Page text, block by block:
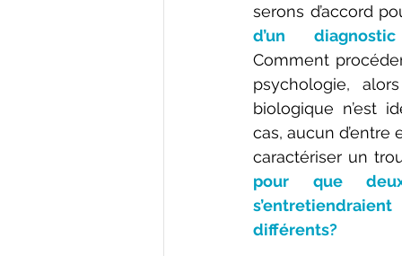
serons d’accord
d’un
Comment
psychologie,
biologique n’est
cas, aucun d’entre
caractériser un
pour que
différents?